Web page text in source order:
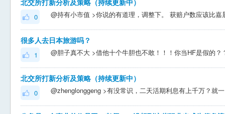
北交所打新分析及策略（持续更新中）
0
很多人去日本旅游吗？
1
北交所打新分析及策略（持续更新中）
0